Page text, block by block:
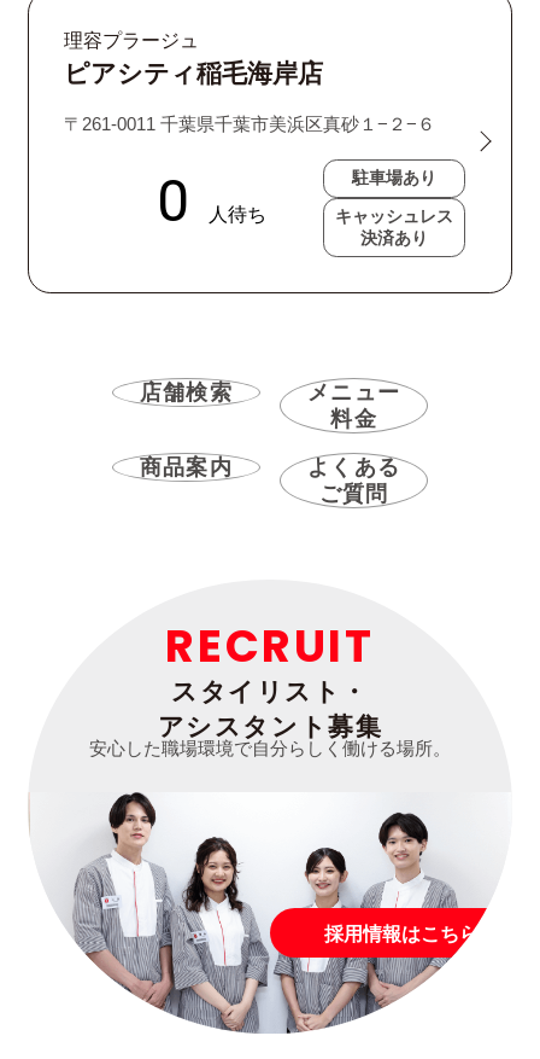
理容プラージュ
ピアシティ稲毛海岸店
〒261-0011 千葉県千葉市美浜区真砂１−２−６
駐車場あり
キャッシュレス
決済あり
店舗検索
メニュー
料金
商品案内
よくある
ご質問
RECRUIT
スタイリスト・
アシスタント募集
安心した職場環境で自分らしく働ける場所。
採用情報はこちら